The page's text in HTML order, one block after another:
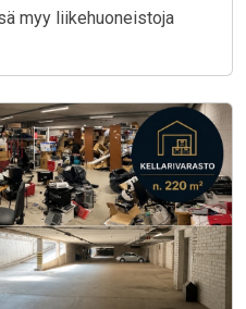
myy liikehuoneistoja